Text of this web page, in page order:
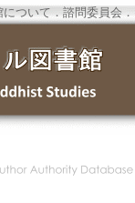
について ．諮問委員会 ．